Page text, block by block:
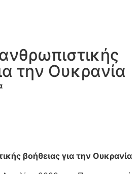
την Ουκρανία
βοήθειας για την Ουκρανία